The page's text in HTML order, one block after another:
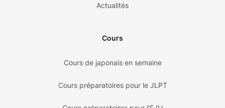
Actualités
Cours
Cours de japonais en semaine
Cours préparatoires pour le JLPT